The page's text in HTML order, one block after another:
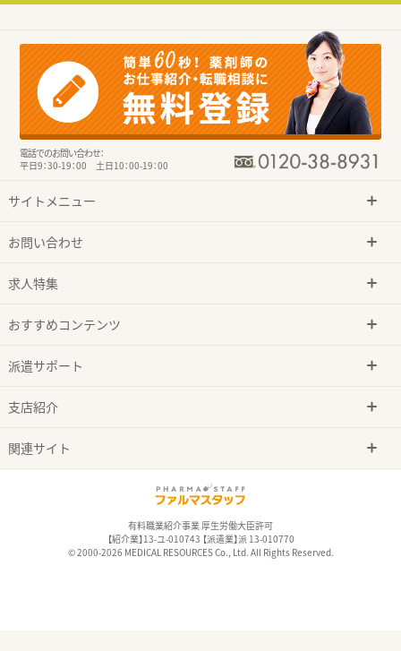
電話でのお問い合わせ：
平日9：30-19：00 土日10：00-19：00
サイトメニュー
お問い合わせ
求人特集
おすすめコンテンツ
派遣サポート
支店紹介
関連サイト
有料職業紹介事業 厚生労働大臣許可
【紹介業】13-ユ-010743 【派遣業】派 13-010770
© 2000-2026 MEDICAL RESOURCES Co., Ltd. All Rights Reserved.